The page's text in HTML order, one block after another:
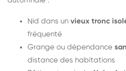
Nid dans un vieux tronc
fréquenté
Grange ou dépendance
distance des habitations